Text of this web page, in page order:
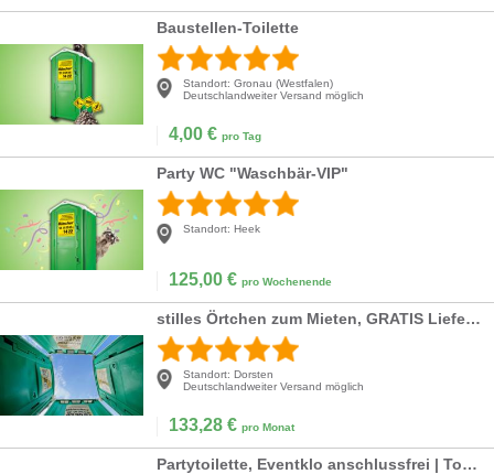
Baustellen-Toilette
Standort: Gronau (Westfalen)
Deutschlandweiter Versand möglich
4,00 € pro Tag
Party WC "Waschbär-VIP"
Standort: Heek
125,00 € pro Wochenende
stilles Örtchen zum Mieten, GRATIS Lieferung der Toiletten deutschlandweit | Mobiltoilette für die Baustelle mit wöchentlicher Reinigung u. Tankentleerung
Standort: Dorsten
Deutschlandweiter Versand möglich
133,28 € pro Monat
Partytoilette, Eventklo anschlussfrei | Toilette für Karneval, Party & Co. | Toilettenvermietung